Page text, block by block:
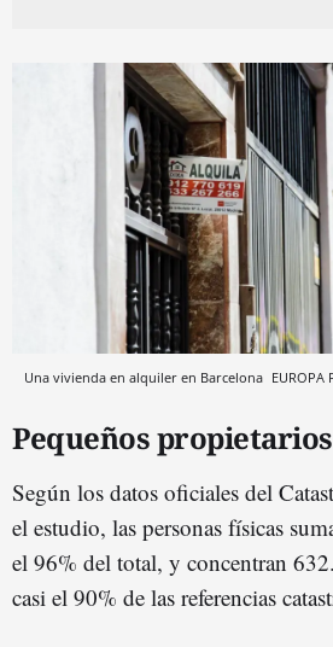
Una vivienda en alquiler en Barcelona EUROPA
Pequeños propietarios
Según los datos oficiales del
el estudio, las personas físicas
el 96% del total, y concentran
casi el 90% de las referencias